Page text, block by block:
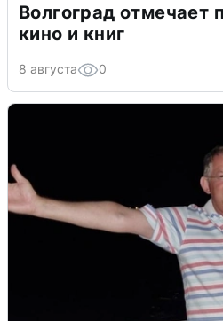
Волгоград отмечает
кино и книг
8 августа 0